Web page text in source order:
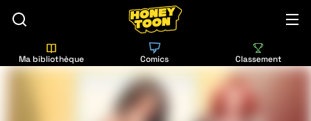
Ma bibliothèque Comics Classement